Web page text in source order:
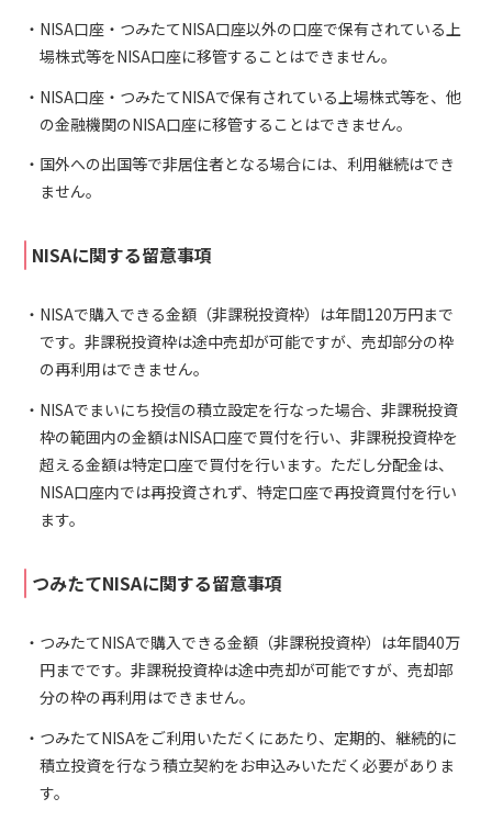
NISA口座・つみたてNISA口座以外の口座で保有されている上
場株式等をNISA口座に移管することはできません。
NISA口座・つみたてNISAで保有されている上場株式等を、他
の金融機関のNISA口座に移管することはできません。
国外への出国等で非居住者となる場合には、利用継続はでき
ません。
NISAに関する留意事項
NISAで購入できる金額（非課税投資枠）は年間120万円まで
です。非課税投資枠は途中売却が可能ですが、売却部分の枠
の再利用はできません。
NISAでまいにち投信の積立設定を行なった場合、非課税投資
枠の範囲内の金額はNISA口座で買付を行い、非課税投資枠を
超える金額は特定口座で買付を行います。ただし分配金は、
NISA口座内では再投資されず、特定口座で再投資買付を行い
ます。
つみたてNISAに関する留意事項
つみたてNISAで購入できる金額（非課税投資枠）は年間40万
円までです。非課税投資枠は途中売却が可能ですが、売却部
分の枠の再利用はできません。
つみたてNISAをご利用いただくにあたり、定期的、継続的に
積立投資を行なう積立契約をお申込みいただく必要がありま
す。